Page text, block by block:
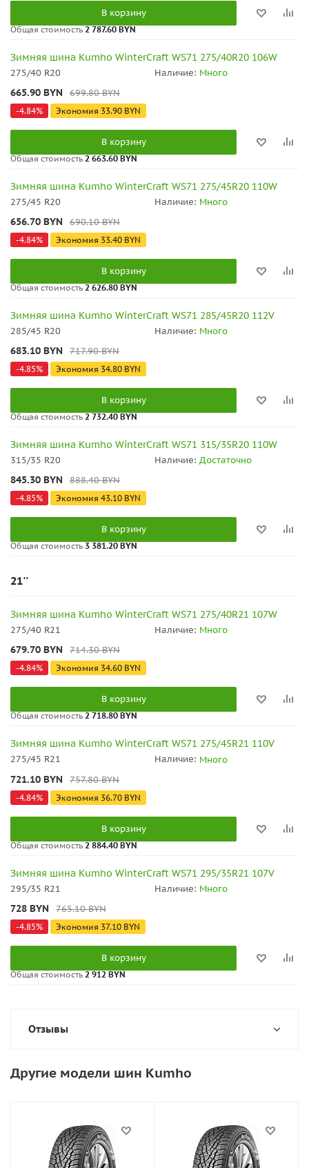
В корзину
Общая стоимость 2 787.60 BYN
Зимняя шина Kumho WinterCraft WS71 275/40R20 106W
275/40 R20 Наличие: Много
665.90 BYN 699.80BYN
-4.84% Экономия 33.90 BYN
В корзину
Общая стоимость 2 663.60 BYN
Зимняя шина Kumho WinterCraft WS71 275/45R20 110W
275/45 R20 Наличие: Много
656.70 BYN 690.10BYN
-4.84% Экономия 33.40 BYN
В корзину
Общая стоимость 2 626.80 BYN
Зимняя шина Kumho WinterCraft WS71 285/45R20 112V
285/45 R20 Наличие: Много
683.10 BYN 717.90BYN
-4.85% Экономия 34.80 BYN
В корзину
Общая стоимость 2 732.40 BYN
Зимняя шина Kumho WinterCraft WS71 315/35R20 110W
315/35 R20 Наличие: Достаточно
845.30 BYN 888.40BYN
-4.85% Экономия 43.10 BYN
В корзину
Общая стоимость 3 381.20 BYN
21''
Зимняя шина Kumho WinterCraft WS71 275/40R21 107W
275/40 R21 Наличие: Много
679.70 BYN 714.30BYN
-4.84% Экономия 34.60 BYN
В корзину
Общая стоимость 2 718.80 BYN
Зимняя шина Kumho WinterCraft WS71 275/45R21 110V
275/45 R21 Наличие: Много
721.10 BYN 757.80BYN
-4.84% Экономия 36.70 BYN
В корзину
Общая стоимость2 884.40 BYN
Зимняя шина Kumho WinterCraft WS71 295/35R21 107V
295/35 R21 Наличие: Много
728 BYN 765.10BYN
-4.85% Экономия 37.10 BYN
В корзину
Общая стоимость2 912 BYN
Отзывы
Другие модели шин Kumho